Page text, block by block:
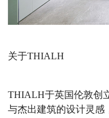
关于THIALH
THIALH于英国伦敦创
与杰出建筑的设计灵感